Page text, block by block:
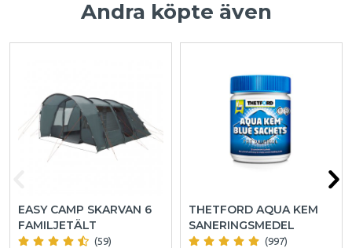
Andra köpte även
EASY CAMP SKARVAN 6
FAMILJETÄLT
(59)
THETFORD AQUA KEM
SANERINGSMEDEL
(997)